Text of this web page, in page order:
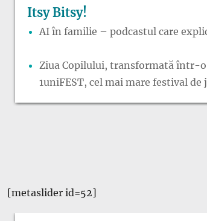
Itsy Bitsy!
AI în familie – podcastul care
Ziua Copilului, transformată într-
1uniFEST, cel mai mare festival
[metaslider id=52]